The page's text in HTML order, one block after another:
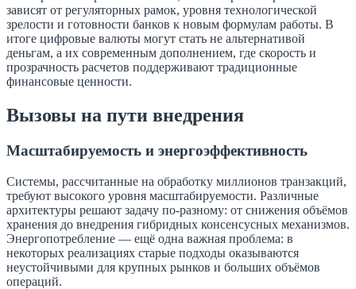
зависят от регуляторных рамок, уровня технологической
зрелости и готовности банков к новым формулам работы. В
итоге цифровые валюты могут стать не альтернативой
деньгам, а их современным дополнением, где скорость и
прозрачность расчетов поддерживают традиционные
финансовые ценности.
Вызовы на пути внедрения
Масштабируемость и энергоэффективность
Системы, рассчитанные на обработку миллионов транзакций,
требуют высокого уровня масштабируемости. Различные
архитектуры решают задачу по-разному: от снижения объёмов
хранения до внедрения гибридных консенсусных механизмов.
Энергопотребление — ещё одна важная проблема: в
некоторых реализациях старые подходы оказываются
неустойчивыми для крупных рынков и больших объёмов
операций.